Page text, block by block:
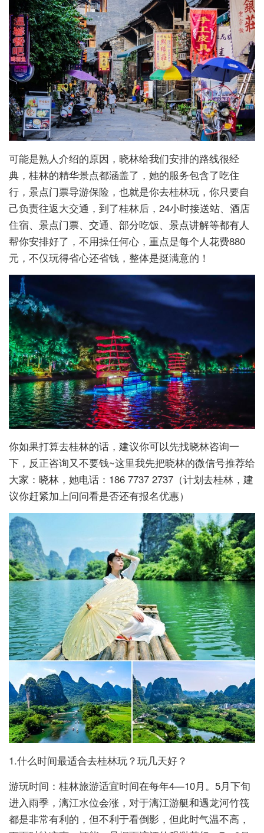
可能是熟人介绍的原因，晓林给我们安排的路线很经
典，桂林的精华景点都涵盖了，她的服务包含了吃住
行，景点门票导游保险，也就是你去桂林玩，你只要自
己负责往返大交通，到了桂林后，24小时接送站、酒店
住宿、景点门票、交通、部分吃饭、景点讲解等都有人
帮你安排好了，不用操任何心，重点是每个人花费880
元，不仅玩得省心还省钱，整体是挺满意的！
你如果打算去桂林的话，建议你可以先找晓林咨询一
下，反正咨询又不要钱~这里我先把晓林的微信号推荐给
大家：晓林，她电话：186 7737 2737（计划去桂林，建
议你赶紧加上问问看是否还有报名优惠）
1.什么时间最适合去桂林玩？玩几天好？
游玩时间：桂林旅游适宜时间在每年4—10月。5月下旬
进入雨季，漓江水位会涨，对于漓江游艇和遇龙河竹筏
都是非常有利的，但不利于看倒影，但此时气温不高，